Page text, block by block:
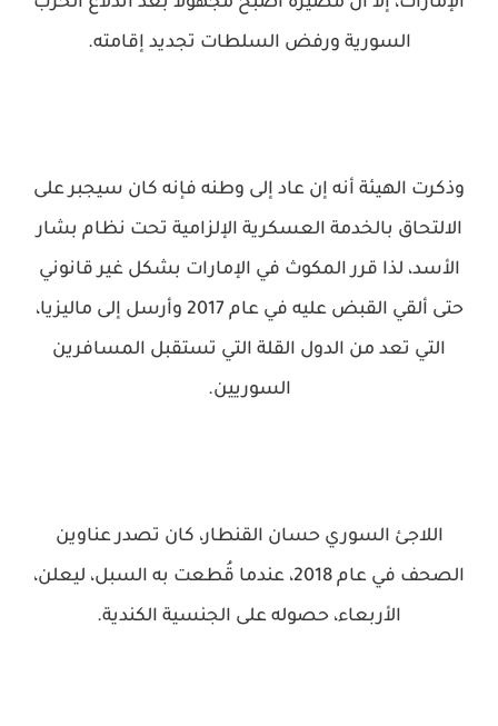
السورية ورفض السلطات تجديد إقامته.
وذكرت الهيئة أنه إن عاد إلى وطنه فإنه كان سيجبر على
الالتحاق بالخدمة العسكرية الإلزامية تحت نظام بشار
الأسد، لذا قرر المكوث في الإمارات بشكل غير قانوني
حتى ألقي القبض عليه في عام 2017 وأرسل إلى ماليزيا،
التي تعد من الدول القلة التي تستقبل المسافرين
السوريين.
اللاجئ السوري حسان القنطار، كان تصدر عناوين
الصحف في عام 2018، عندما قُطعت به السبل، ليعلن،
الأربعاء، حصوله على الجنسية الكندية.